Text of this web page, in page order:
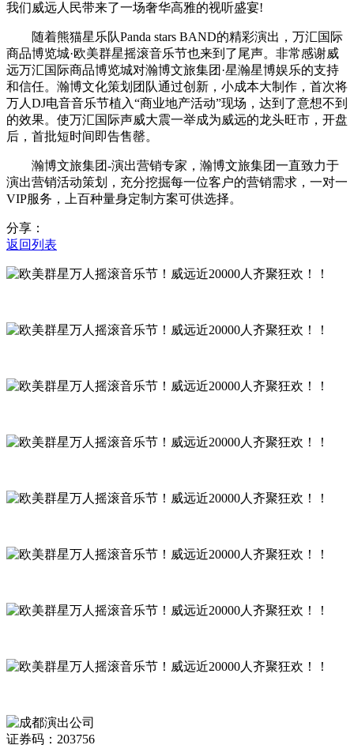
我们威远人民带来了一场奢华高雅的视听盛宴!
随着熊猫星乐队Panda stars BAND的精彩演出，万汇国际
商品博览城·欧美群星摇滚音乐节也来到了尾声。非常感谢威
远万汇国际商品博览城对瀚博文旅集团·星瀚星博娱乐的支持
和信任。瀚博文化策划团队通过创新，小成本大制作，首次将
万人DJ电音音乐节植入“商业地产活动”现场，达到了意想不到
的效果。使万汇国际声威大震一举成为威远的龙头旺市，开盘
后，首批短时间即告售罄。
瀚博文旅集团-演出营销专家，瀚博文旅集团一直致力于
演出营销活动策划，充分挖掘每一位客户的营销需求，一对一
VIP服务，上百种量身定制方案可供选择。
分享：
返回列表
证券码：203756